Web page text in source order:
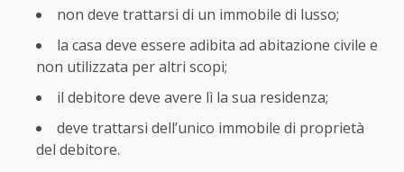
non deve trattarsi di un immobile di lusso;
la casa deve essere adibita ad abitazione civile e
non utilizzata per altri scopi;
il debitore deve avere lì la sua residenza;
deve trattarsi dell’unico immobile di proprietà
del debitore.